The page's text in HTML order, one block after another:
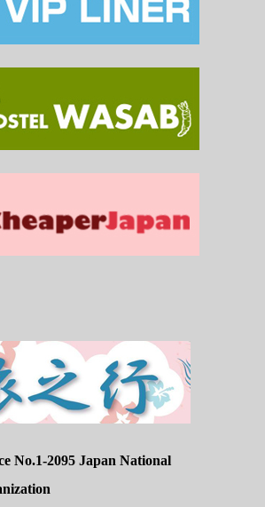
No.1-2095 Japan National